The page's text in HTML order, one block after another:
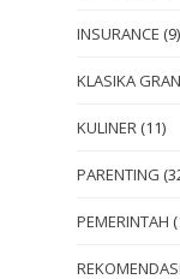
INSURANCE (9)
KLASIKA
KULINER (11)
PARENTING
PEMERINTAH